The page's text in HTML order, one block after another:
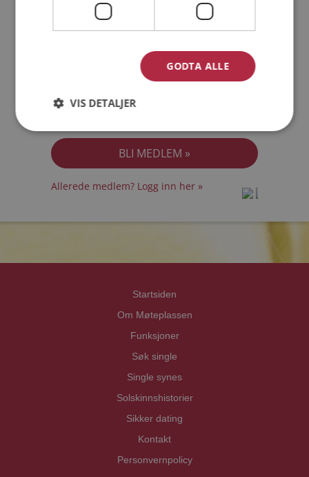
Jeg akseptererMedlemsvilkårene
Allerede medlem? Logg inn her »
Startsiden
Om Møteplassen
Funksjoner
Søk single
Single synes
Solskinnshistorier
Sikker dating
Kontakt
Personvernpolicy
GODTA ALLE
VIS DETALJER